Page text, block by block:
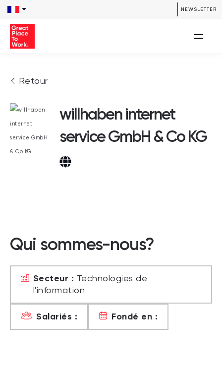
NEWSLETTER
Retour
willhaben internet
service GmbH & Co KG
Qui sommes-nous?
Secteur : Technologies de
l'information
Salariés : Fondé en :